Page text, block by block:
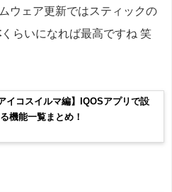
ウェア更新ではスティックの
くらいになれば最高ですね 笑
アイコスイルマ編】IQOSアプリで設
機能一覧まとめ！